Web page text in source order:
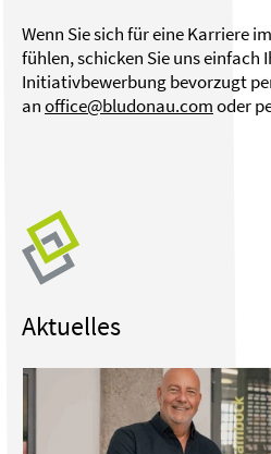
Wenn Sie sich für eine Karriere
fühlen, schicken Sie uns einfach
Initiativbewerbung bevorzugt
anoffice@bludonau.comoder
Aktuelles